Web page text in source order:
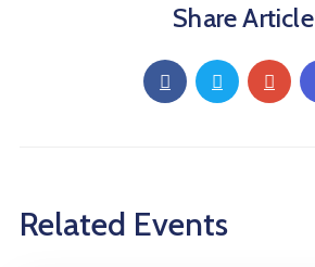
Share Article
Related Events